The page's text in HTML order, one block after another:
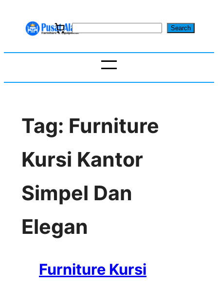
S
r
Search
Tag: Furniture
Kursi Kantor
Simpel Dan
Elegan
Furniture Kursi